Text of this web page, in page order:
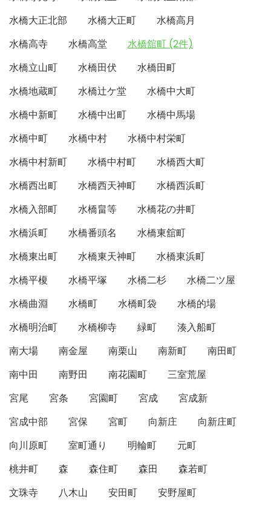
水橋大正北部
水橋大正町
水橋高月
水橋高寺
水橋高堂
水橋舘町 (2件)
水橋立山町
水橋田伏
水橋田町
水橋地蔵町
水橋辻ケ堂
水橋中大町
水橋中新町
水橋中出町
水橋中馬場
水橋中町
水橋中村
水橋中村栄町
水橋中村新町
水橋中村町
水橋西大町
水橋西出町
水橋西天神町
水橋西浜町
水橋入部町
水橋畠等
水橋花の井町
水橋浜町
水橋番頭名
水橋東舘町
水橋東出町
水橋東天神町
水橋東浜町
水橋平榎
水橋平塚 水橋二杉
水橋二ツ屋
水橋曲淵
水橋町 水橋町袋
水橋的場
水橋明治町
水橋柳寺 緑町
湊入船町
南大場
南金屋 南栗山 南新町
南田町
南中田
南野田 南花園町
三室荒屋
宮尾
宮条 宮園町 宮成
宮成新
宮成中部
宮保 宮町 向新庄
向新庄町
向川原町
室町通り 明輪町
元町
桃井町
森 森住町 森田
森若町
文珠寺
八木山 安田町 安野屋町